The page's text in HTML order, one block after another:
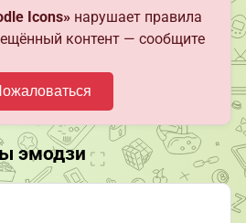
Icons» нарушает правила
контент — сообщите
эмодзи